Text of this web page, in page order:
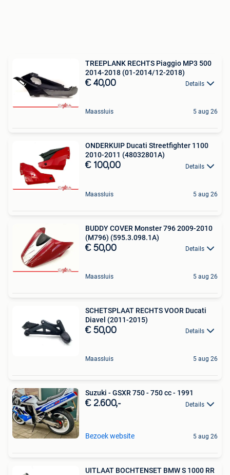
TREEPLANK RECHTS Piaggio MP3 500
2014-2018 (01-2014/12-2018)
€ 40,00 Details
Maassluis 5 aug 26
ONDERKUIP Ducati Streetfighter 1100
2010-2011 (48032801A)
€ 100,00 Details
Maassluis 5 aug 26
BUDDY COVER Monster 796 2009-2010
(M796) (595.3.098.1A)
€ 50,00 Details
Maassluis 5 aug 26
SCHETSPLAAT RECHTS VOOR Ducati
Diavel (2011-2015)
€ 50,00 Details
Maassluis 5 aug 26
Suzuki - GSXR 750 - 750 cc - 1991
€ 2.600,- Details
Bezoek website 5 aug 26
UITLAAT BOCHTENSET BMW S 1000 RR